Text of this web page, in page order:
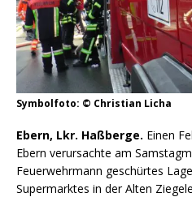
Symbolfoto: © Christian Licha
Ebern, Lkr. Haßberge. Einen
Ebern verursachte am
Feuerwehrmann geschürtes
Supermarktes in der Alten